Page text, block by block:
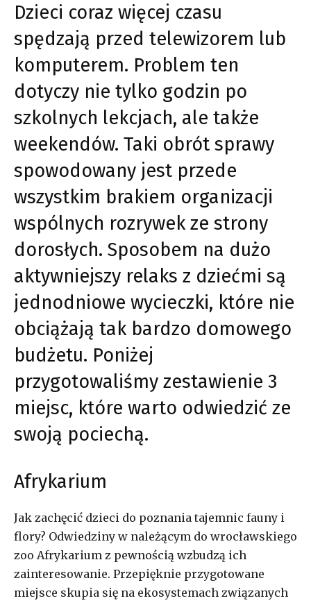
Dzieci coraz więcej czasu
spędzają przed telewizorem lub
komputerem. Problem ten
dotyczy nie tylko godzin po
szkolnych lekcjach, ale także
weekendów. Taki obrót sprawy
spowodowany jest przede
wszystkim brakiem organizacji
wspólnych rozrywek ze strony
dorosłych. Sposobem na dużo
aktywniejszy relaks z dziećmi są
jednodniowe wycieczki, które nie
obciążają tak bardzo domowego
budżetu. Poniżej
przygotowaliśmy zestawienie 3
miejsc, które warto odwiedzić ze
swoją pociechą.
Afrykarium
Jak zachęcić dzieci do poznania tajemnic fauny i
flory? Odwiedziny w należącym do wrocławskiego
zoo Afrykarium z pewnością wzbudzą ich
zainteresowanie. Przepięknie przygotowane
miejsce skupia się na ekosystemach związanych